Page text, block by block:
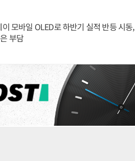
모바일 OLED로 하반기 실적 반등 시동,
부담